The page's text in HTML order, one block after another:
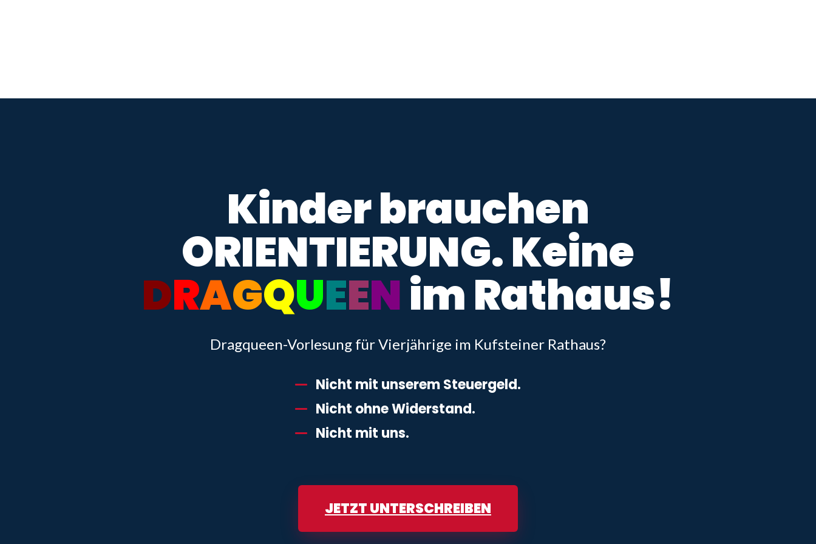
Kinder brauchen
ORIENTIERUNG. Keine
DRAGQUEENim Rathaus!
Dragqueen-Vorlesung für Vierjährige im Kufsteiner Rathaus?
Nicht mit unseremSteuergeld.
Nicht ohneWiderstand.
Nicht mit uns.
JETZT UNTERSCHREIBEN